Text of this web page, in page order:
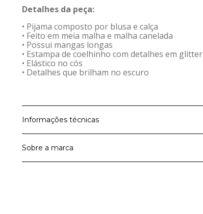
Detalhes da peça:
• Pijama composto por blusa e calça
• Feito em meia malha e malha canelada
• Possui mangas longas
• Estampa de coelhinho com detalhes em glitter
• Elástico no cós
• Detalhes que brilham no escuro
Informações técnicas
Material Principal
Sobre a marca